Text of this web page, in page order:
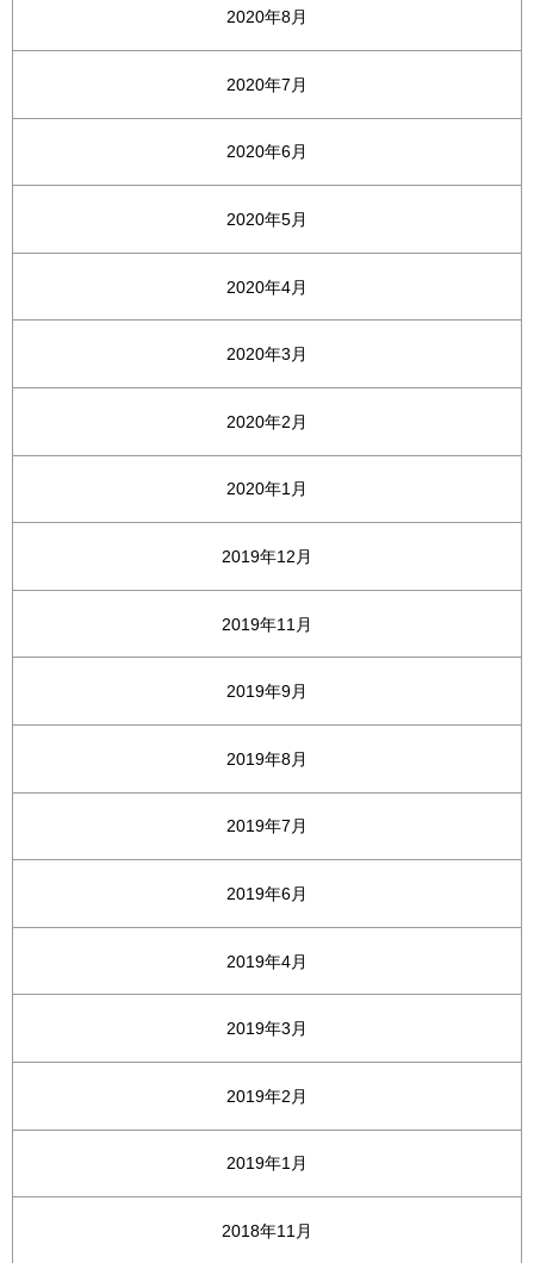
2020年8月
2020年7月
2020年6月
2020年5月
2020年4月
2020年3月
2020年2月
2020年1月
2019年12月
2019年11月
2019年9月
2019年8月
2019年7月
2019年6月
2019年4月
2019年3月
2019年2月
2019年1月
2018年11月